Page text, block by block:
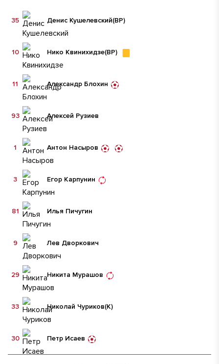
Денис Кушелевский(ВР)
35
Нико Квинихидзе(ВР)
10
Александр Блохин
11
Алексей Рузиев
93
Антон Насыров
1
Егор Карпунин
3
Илья Пичугин
81
Лев Дворкович
9
Никита Мурашов
29
Николай Чуриков(К)
33
Петр Исаев
30